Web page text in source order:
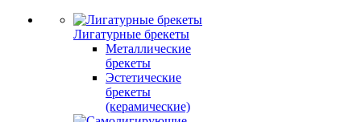
Лигатурные брекеты
Металлические
брекеты
Эстетические
брекеты
(керамические)